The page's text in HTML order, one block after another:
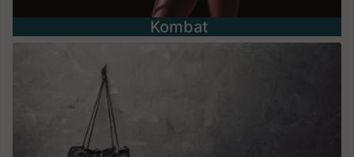
Kombat